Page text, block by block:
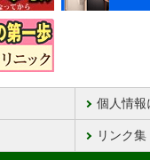
個人情報
リンク集